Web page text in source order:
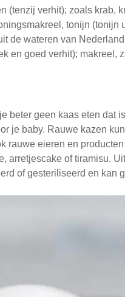
(tenzij verhit); zoals krab,
tonijn (tonijn
de wateren van
en goed verhit); makreel,
beter geen kaas eten dat
je baby. Rauwe kazen
rauwe eieren en
arretjescake of tiramisu.
of gesteriliseerd en kan